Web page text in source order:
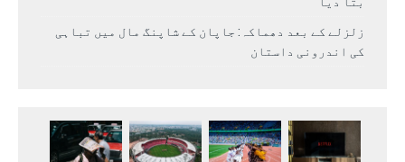
زلزلے کے بعد دھماکہ: جاپان کے شاپنگ مال میں تباہی
کی اندرونی داستان